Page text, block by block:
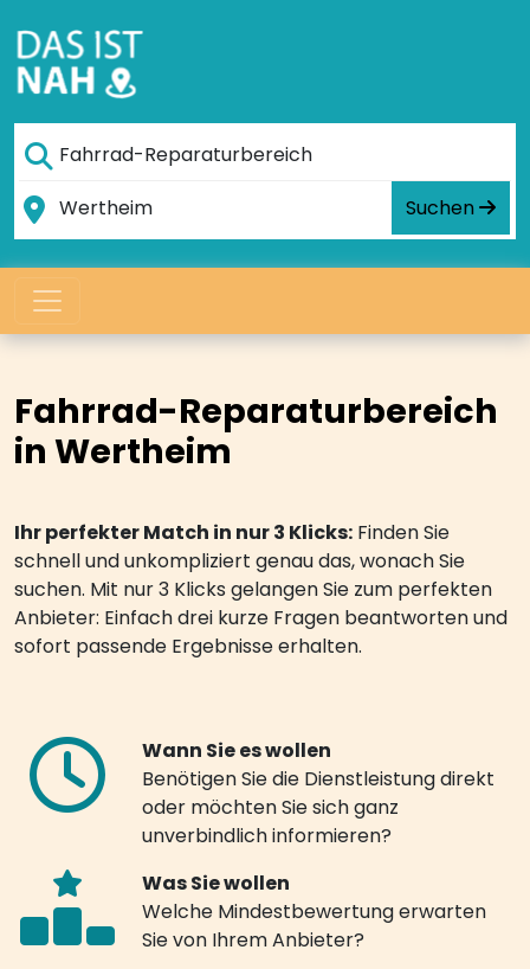
Suchen
Fahrrad-Reparaturbereich
in Wertheim
Ihr perfekter Match in nur 3 Klicks: Finden Sie
schnell und unkompliziert genau das, wonach Sie
suchen. Mit nur 3 Klicks gelangen Sie zum perfekten
Anbieter: Einfach drei kurze Fragen beantworten und
sofort passende Ergebnisse erhalten.
Wann Sie es wollen
Benötigen Sie die Dienstleistung direkt
oder möchten Sie sich ganz
unverbindlich informieren?
Was Sie wollen
Welche Mindestbewertung erwarten
Sie von Ihrem Anbieter?